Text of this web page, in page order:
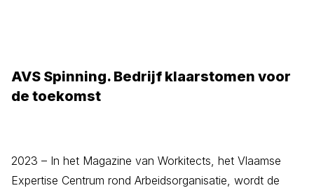
AVS Spinning. Bedrijf klaarstomen voor
de toekomst
2023 – In het Magazine van Workitects, het Vlaamse
Expertise Centrum rond Arbeidsorganisatie, wordt de